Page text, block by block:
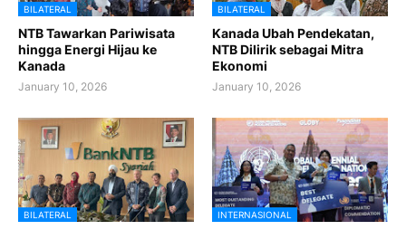
BILATERAL
NTB Tawarkan Pariwisata
hingga Energi Hijau ke
Kanada
January 10, 2026
BILATERAL
Kanada Ubah Pendekatan,
NTB Dilirik sebagai Mitra
Ekonomi
January 10, 2026
BILATERAL INTERNASIONAL